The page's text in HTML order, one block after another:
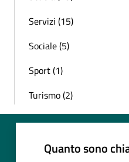
Servizi (15)
Sociale (5)
Sport (1)
Turismo (2)
Quanto sono